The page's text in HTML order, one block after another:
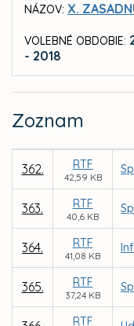
NÁZOV: X.
VOLEBNÉ OBDOBIE:
- 2018
Zoznam
362. RTF
42,59 KB
363. RTF
40,6 KB
364. RTF
41,08 KB
365. RTF
37,24 KB
RTF